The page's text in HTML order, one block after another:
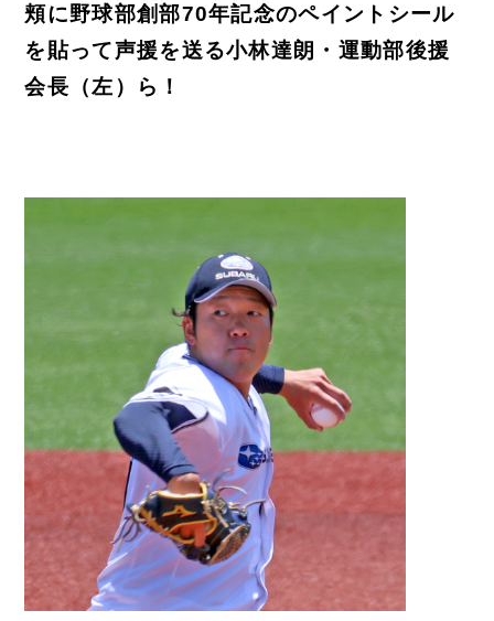
頬に野球部創部70年記念のペイントシール
を貼って声援を送る小林達朗・運動部後援
会長（左）ら！